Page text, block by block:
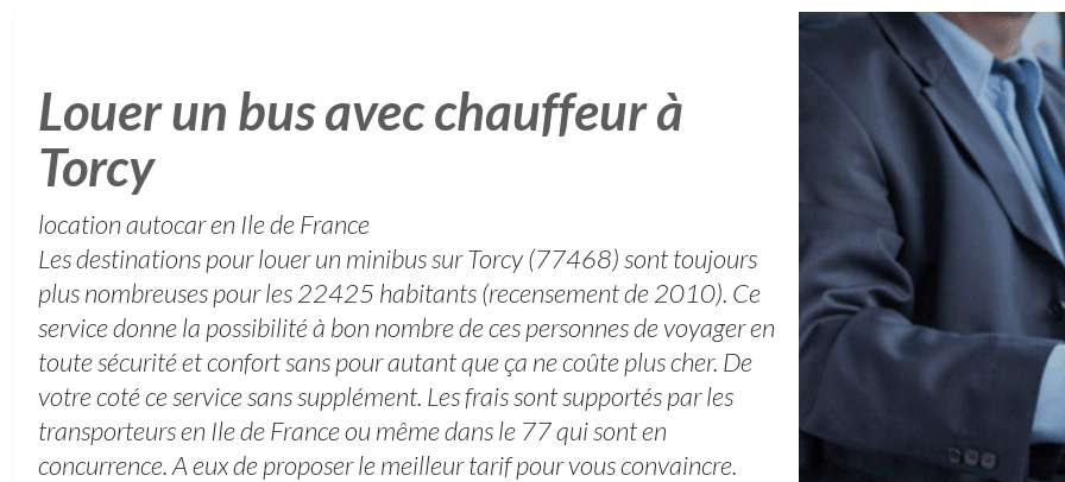
Louer un bus avec chauffeur à
Torcy
location autocar en Ile de France
Les destinations pour louer un minibus sur Torcy (77468) sont toujours
plus nombreuses pour les 22425 habitants (recensement de 2010). Ce
service donne la possibilité à bon nombre de ces personnes de voyager en
toute sécurité et confort sans pour autant que ça ne coûte plus cher. De
votre coté ce service sans supplément. Les frais sont supportés par les
transporteurs en Ile de France ou même dans le 77 qui sont en
concurrence. A eux de proposer le meilleur tarif pour vous convaincre.